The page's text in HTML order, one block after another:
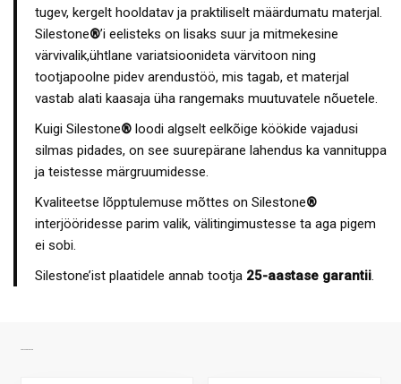
tugev, kergelt hooldatav ja praktiliselt määrdumatu materjal.
Silestone®’i eelisteks on lisaks suur ja mitmekesine
värvivalik,ühtlane variatsioonideta värvitoon ning
tootjapoolne pidev arendustöö, mis tagab, et materjal
vastab alati kaasaja üha rangemaks muutuvatele nõuetele.
Kuigi Silestone® loodi algselt eelkõige köökide vajadusi
silmas pidades, on see suurepärane lahendus ka vannituppa
ja teistesse märgruumidesse.
Kvaliteetse lõpptulemuse mõttes on Silestone®
interjööridesse parim valik, välitingimustesse ta aga pigem
ei sobi.
Silestone’ist plaatidele annab tootja 25-aastase garantii.